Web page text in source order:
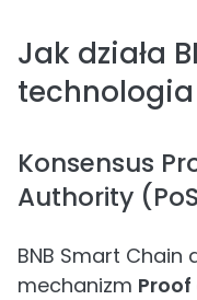
Jak działa
Konsensus
Authority
BNB Smart Chain
mechanizm